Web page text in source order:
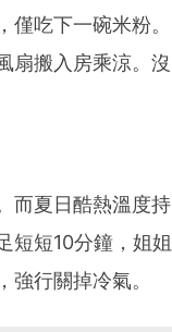
吃下一碗米粉。
扇搬入房乘涼。沒
而夏日酷熱溫度持
短短10分鐘，姐姐
行關掉冷氣。